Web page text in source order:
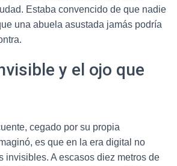
Estaba convencido de que nadie
una abuela asustada jamás podría
y el ojo que
cegado por su propia
es que en la era digital no
invisibles. A escasos diez metros de